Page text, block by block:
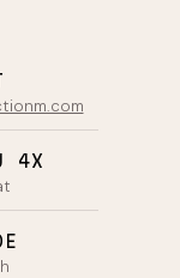
4X